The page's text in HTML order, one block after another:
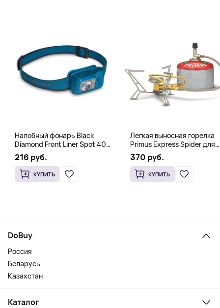
Налобный фонарь Black
Diamond Front Liner Spot 400-
R Azul, синий
216 руб.
КУПИТЬ
Легкая выносная горелка
Primus Express Spider для
быстрого кипячения,
стальной
370 руб.
КУПИТЬ
DoBuy
Россия
Беларусь
Казахстан
Каталог